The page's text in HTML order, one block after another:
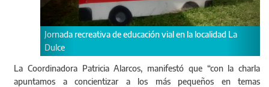
educación vial en la localidad La Interacción de niños en
La Coordinadora Patricia Alarcos, manifestó que “con la charla
apuntamos a concientizar a los más pequeños en temas